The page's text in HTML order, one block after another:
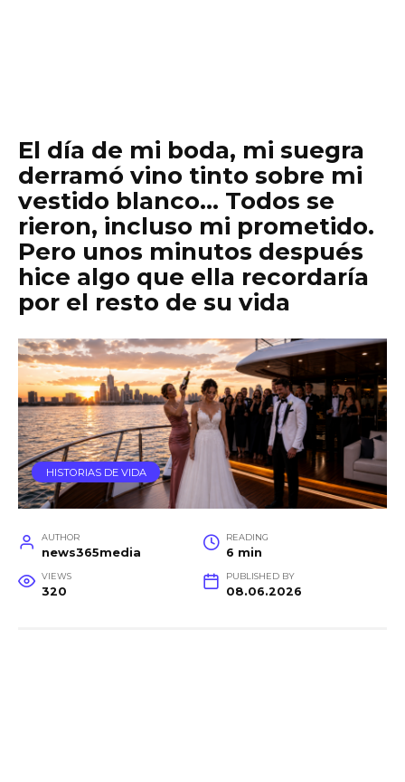
El día de mi boda, mi suegra
derramó vino tinto sobre mi
vestido blanco… Todos se
rieron, incluso mi prometido.
Pero unos minutos después
hice algo que ella recordaría
por el resto de su vida
HISTORIAS DE VIDA
AUTHOR
news365media
READING
6 min
VIEWS
320
PUBLISHED BY
08.06.2026